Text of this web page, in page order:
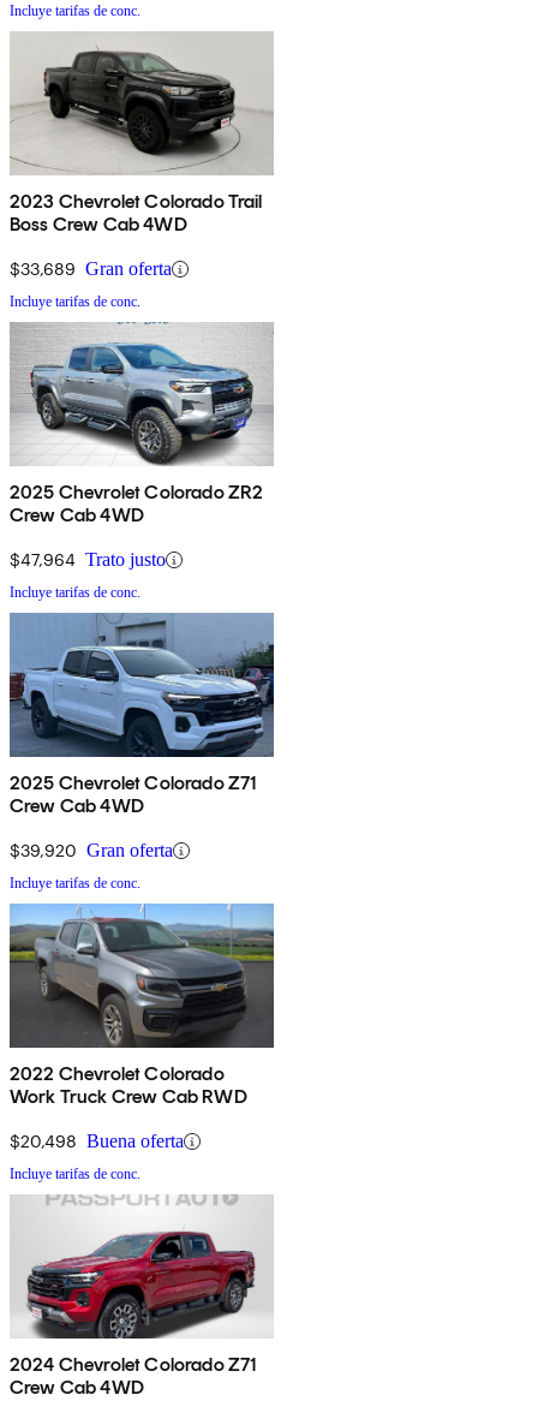
Incluye tarifas de conc.
2023 Chevrolet Colorado Trail
Boss Crew Cab 4WD
$33,689 Gran oferta
Incluye tarifas de conc.
2025 Chevrolet Colorado ZR2
Crew Cab 4WD
$47,964 Trato justo
Incluye tarifas de conc.
2025 Chevrolet Colorado Z71
Crew Cab 4WD
$39,920 Gran oferta
Incluye tarifas de conc.
2022 Chevrolet Colorado
Work Truck Crew Cab RWD
$20,498 Buena oferta
Incluye tarifas de conc.
2024 Chevrolet Colorado Z71
Crew Cab 4WD